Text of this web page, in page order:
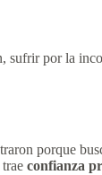
por la
porque
confianza